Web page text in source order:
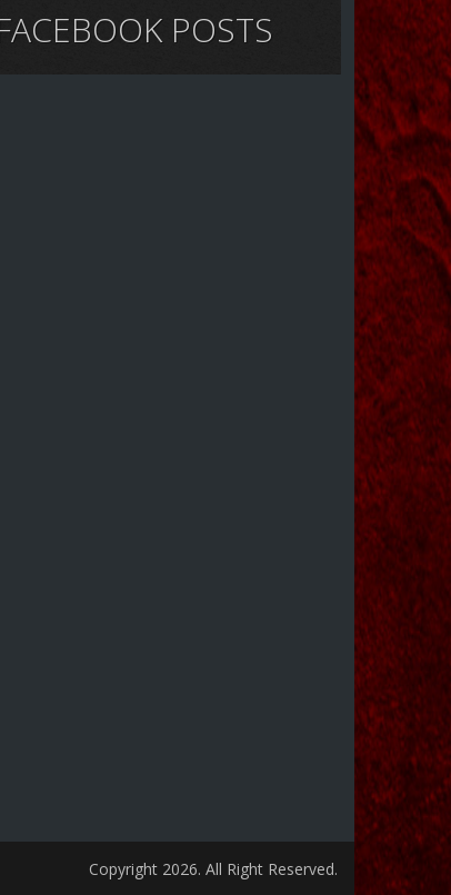
POSTS
Copyright 2026. All Right Reserved.